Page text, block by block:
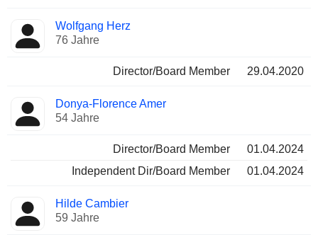
Wolfgang Herz
76 Jahre
Director/Board Member 29.04.2020
Donya-Florence Amer
54 Jahre
Director/Board Member
01.04.2024
Independent Dir/Board Member
01.04.2024
Hilde Cambier
59 Jahre